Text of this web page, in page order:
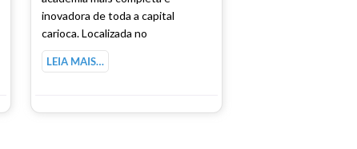
inovadora de toda a capital
carioca. Localizada no
LEIA MAIS…